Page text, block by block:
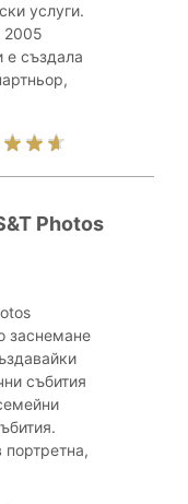
услуги.
2005
е създала
Photos
заснемане
събития
портретна,